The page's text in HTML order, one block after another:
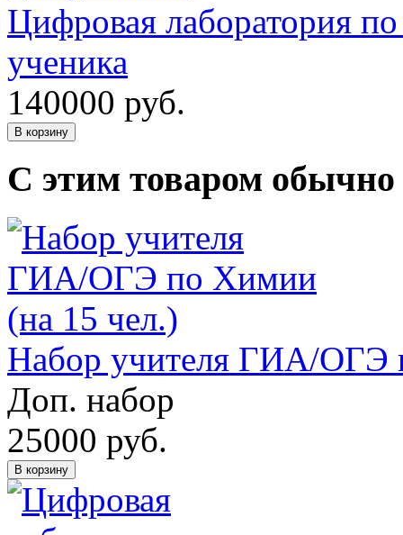
Цифровая лаборатория
ученика
140000 руб.
В корзину
С этим товаром
Набор учителя ГИА/ОГЭ
Доп. набор
25000 руб.
В корзину